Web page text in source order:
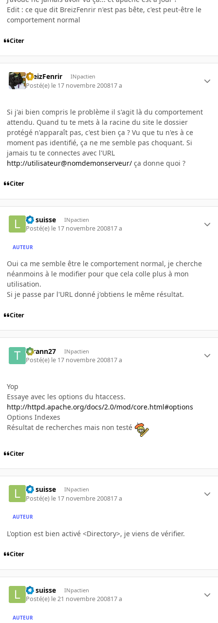
Edit : ce que dit BreizFenrir n'est pas bête, c'est peut-être le
comportement normal
Citer
BreizFenrir INpactien
Posté(e) le 17 novembre 200817 a
Si j'ai bien compris le problème il s'agit là du comportement
attendu. Quand tu te mets à la racine du site le dossier
protégé n'apparaît pas, c'est bien ça ? Vu que tu n'es à ce
moment pas identifié, ça ne me semble pas choquant. Si
jamais tu te connectes avec l'URL
http://utilisateur@nomdemonserveur/ ça donne quoi ?
Citer
Le suisse INpactien
Posté(e) le 17 novembre 200817 a
AUTEUR
Oui ca me semble être le comportement normal, je cherche
néanmoins à le modifier pour que cela colle plus à mon
utilisation.
Si je passe par l'URL donné j'obtiens le même résultat.
Citer
tyrann27 INpactien
Posté(e) le 17 novembre 200817 a
Yop
Essaye avec les options du htaccess.
http://httpd.apache.org/docs/2.0/mod/core.html#options
Options Indexes
Résultat de recherches mais non testé
Citer
Le suisse INpactien
Posté(e) le 17 novembre 200817 a
AUTEUR
L'option est bien activé <Directory>, je viens de vérifier.
Citer
Le suisse INpactien
Posté(e) le 21 novembre 200817 a
AUTEUR